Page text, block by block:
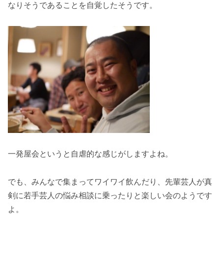
なりそうであることを自覚したそうです。
一発屋会というと自虐的な感じがしますよね。
でも、みんなで集まってワイワイ飲んだり、先輩芸人が真
剣に若手芸人の悩み相談に乗ったりと楽しい会のようです
よ。